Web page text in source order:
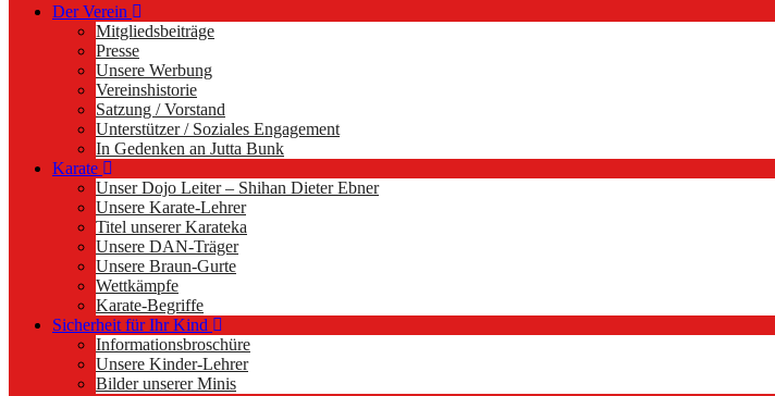
Der Verein
Mitgliedsbeiträge
Presse
Unsere Werbung
Vereinshistorie
Satzung / Vorstand
Unterstützer / Soziales Engagement
In Gedenken an Jutta Bunk
Karate
Unser Dojo Leiter – Shihan Dieter Ebner
Unsere Karate-Lehrer
Titel unserer Karateka
Unsere DAN-Träger
Unsere Braun-Gurte
Wettkämpfe
Karate-Begriffe
Sicherheit für Ihr Kind
Informationsbroschüre
Unsere Kinder-Lehrer
Bilder unserer Minis